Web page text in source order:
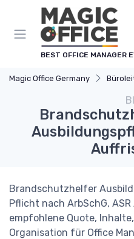
BEST OFFICE MANAGER
Magic Office Germany
Brandschutzhelfer
Pflicht nach ArbSchG,
empfohlene Quote,
Organisation für Office
Cookie-Einstellungen